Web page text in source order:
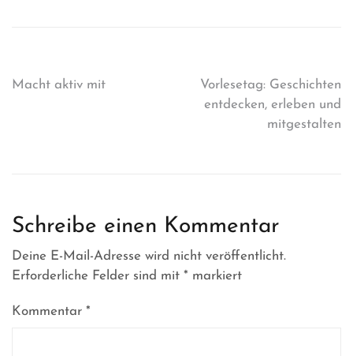
Beitragsnavigation
Macht aktiv mit
Vorlesetag: Geschichten
entdecken, erleben und
mitgestalten
Schreibe einen Kommentar
Deine E-Mail-Adresse wird nicht veröffentlicht.
Erforderliche Felder sind mit * markiert
Kommentar *